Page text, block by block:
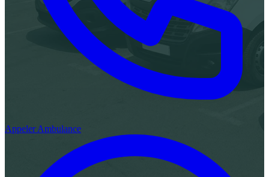
Appeler Ambulance